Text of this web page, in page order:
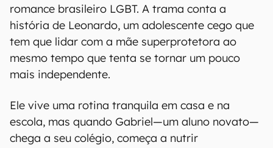
romance brasileiro LGBT. A trama conta a
história de Leonardo, um adolescente cego que
tem que lidar com a mãe superprotetora ao
mesmo tempo que tenta se tornar um pouco
mais independente.
Ele vive uma rotina tranquila em casa e na
escola, mas quando Gabriel—um aluno novato—
chega a seu colégio, começa a nutrir